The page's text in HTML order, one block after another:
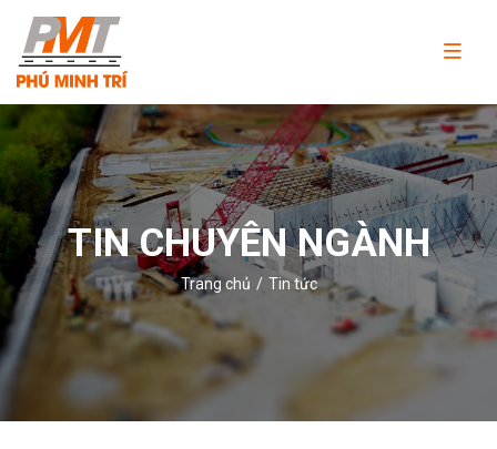
TNHH
Thương
và
dịch
vụ
Phú
Minh
Trí
TIN CHUYÊN NGÀNH
Trang chủ Tin tức